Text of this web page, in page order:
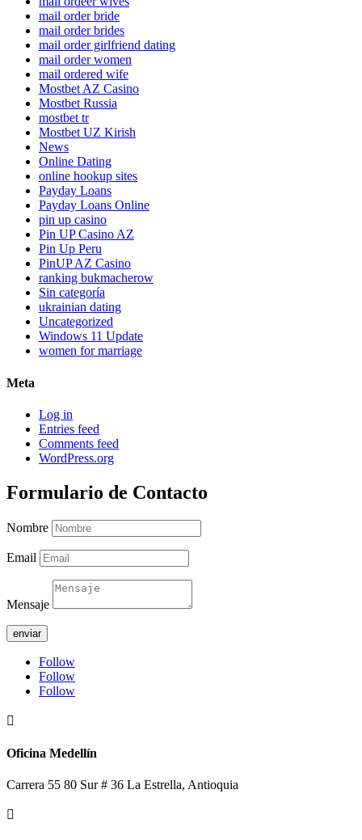
mail order bride
mail order brides
mail order girlfriend dating
mail order women
mail ordered wife
Mostbet AZ Casino
Mostbet Russia
mostbet tr
Mostbet UZ Kirish
News
Online Dating
online hookup sites
Payday Loans
Payday Loans Online
pin up casino
Pin UP Casino AZ
Pin Up Peru
PinUP AZ Casino
ranking bukmacherow
Sin categoría
ukrainian dating
Uncategorized
Windows 11 Update
women for marriage
Meta
Log in
Entries feed
Comments feed
WordPress.org
Formulario de Contacto
Nombre
Email
Mensaje
enviar
Follow
Follow
Follow

Oficina Medellín
Carrera 55 80 Sur # 36 La Estrella, Antioquia
